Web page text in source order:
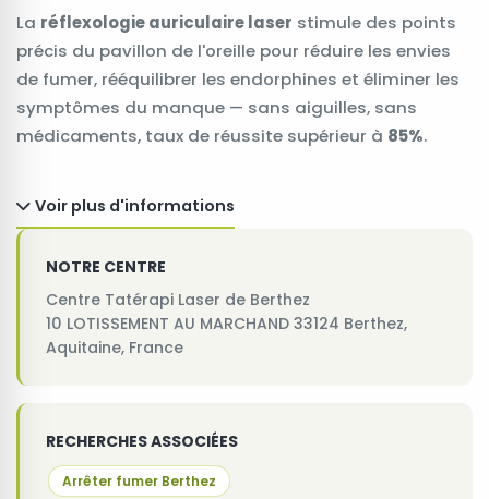
La réflexologie auriculaire laser stimule des points
précis du pavillon de l'oreille pour réduire les envies
de fumer, rééquilibrer les endorphines et éliminer les
symptômes du manque — sans aiguilles, sans
médicaments, taux de réussite supérieur à 85%.
Voir plus d'informations
NOTRE CENTRE
Centre Tatérapi Laser de Berthez
10 LOTISSEMENT AU MARCHAND 33124 Berthez,
Aquitaine, France
RECHERCHES ASSOCIÉES
Arrêter fumer Berthez